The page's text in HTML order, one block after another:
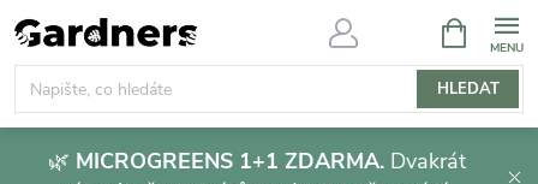
Přejít
na
obsah
HLEDAT
NÁKUPNÍ
KOŠÍK
🌿 MICROGREENS 1+1 ZDARMA. Dvakrát